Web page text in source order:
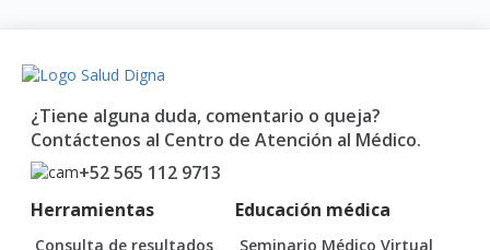
¿Tiene alguna duda, comentario o queja?
Contáctenos al Centro de Atención al Médico.
+52 565 112 9713
Herramientas
Consulta de resultados
Educación médica
Seminario Médico Virtual